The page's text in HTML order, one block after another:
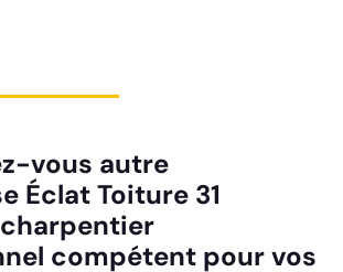
vous autre
Éclat Toiture 31
compétent pour vos